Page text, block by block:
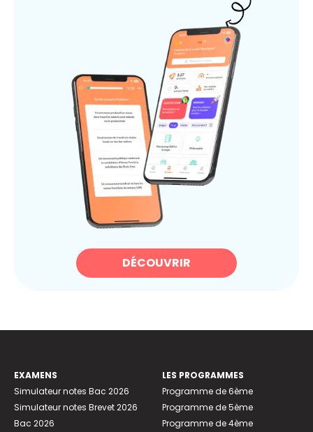
DÉCOUVRIR
EXAMENS
Simulateur notes Bac 2026
Simulateur notes Brevet 2026
Bac 2026
LES PROGRAMMES
Programme de 6ème
Programme de 5ème
Programme de 4ème